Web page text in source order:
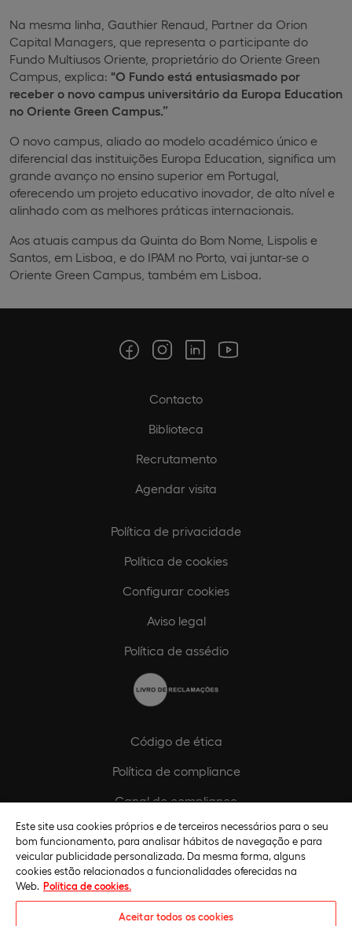
Na mesma linha, Gauthier Renaud, Partner da Orion
Capital Managers, que representa o participante do
Fundo Multiusos Oriente, proprietário do Oriente Green
Campus, explica: "O Fundo está entusiasmado por
receber o novo campus universitário da Europa Education
no Oriente Green Campus.”
O novo campus, aliado ao modelo académico único e
diferencial das instituições Europa Education, significa um
grande avanço no ensino superior em Portugal,
oferecendo um projeto educativo inovador, de alto nível e
alinhado com as melhores práticas internacionais.
Aos atuais campus da Quinta do Bom Nome, Lispolis e
Santos, em Lisboa, e do IPAM no Porto, vai juntar-se o
Oriente Green Campus, também em Lisboa.
Contacto
Biblioteca
Recrutamento
Agendar visita
Política de privacidade
Política de cookies
Configurar cookies
Aviso legal
Política de assédio
Código de ética
Política de compliance
Canal de compliance
Plano de Igualdade de Género
Este site usa cookies próprios e de terceiros necessários para o seu
bom funcionamento, para analisar hábitos de navegação e para
veicular publicidade personalizada. Da mesma forma, alguns
cookies estão relacionados a funcionalidades oferecidas na
Web. Política de cookies.
Aceitar todos os cookies